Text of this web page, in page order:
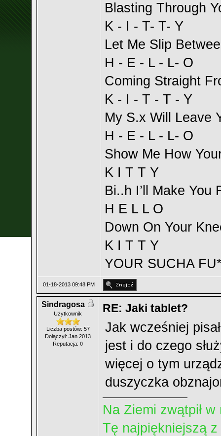
Blasting Through
K - I - T- T- Y
Let Me Slip
H - E - L - L- O
Coming Straight
K - I - T - T - Y
My S.x Will Leave
H - E - L - L- O
Show Me How
K I T T Y
Bi..h I’ll Make You
H E L L O
Down On Your
K I T T Y
YOUR SUCHA
01-18-2013 09:48 PM
Sindragosa
Użytkownik
Liczba postów: 57
Dołączył: Jan 2013
Reputacja: 0
RE: Jaki tablet?
Jak wcześniej
jest i do czego
więcej o tym
duszyczka
Na Ziemi zwątpił w
Tę najpiękniejszą